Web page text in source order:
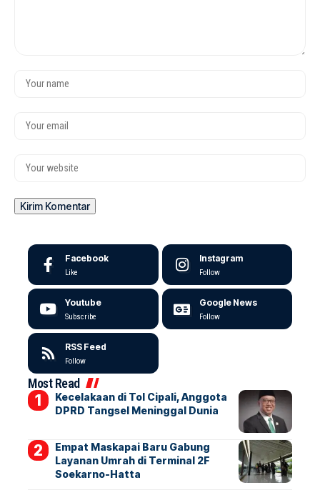
Facebook
Like
Instagram
Follow
Youtube
Subscribe
Google News
Follow
RSS Feed
Follow
Most Read
Kecelakaan di Tol Cipali, Anggota
DPRD Tangsel Meninggal Dunia
Empat Maskapai Baru Gabung
Layanan Umrah di Terminal 2F
Soekarno-Hatta